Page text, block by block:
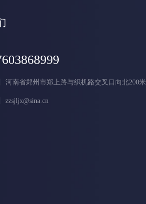
河南省郑州市郑上路与织机路交叉口向北200米
zzsjljx@sina.cn